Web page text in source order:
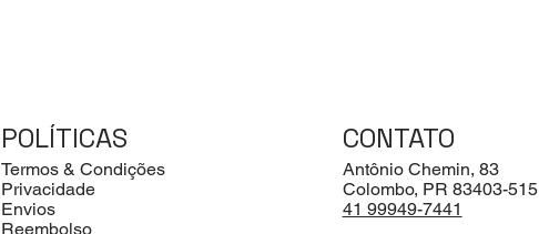
POLÍTICAS
Termos & Condições
Privacidade
Envios
Reembolso
CONTATO
Antônio Chemin, 83
Colombo, PR 83403-515
41 99949-7441